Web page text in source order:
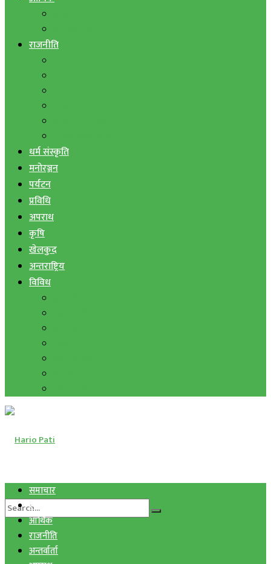
राजनीति
धर्म संस्कृति
मनोरञ्जन
पर्यटन
प्रविधि
अपराध
कृषि
खेलकुद
अन्तराष्ट्रिय
विविध
समाचार
स्वास्थ्य
आर्थिक
राजनीति
अन्तर्वार्ता